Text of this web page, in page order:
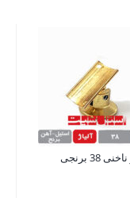
چاک دار و ناخنی 38 برنجی